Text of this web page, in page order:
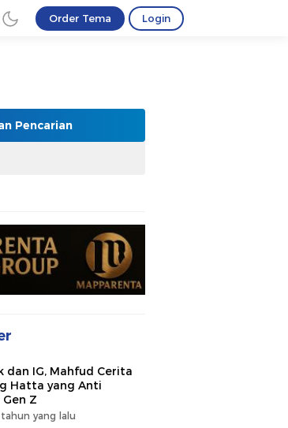
Order Tema Login
Pencarian
dan IG, Mahfud Cerita
Hatta yang Anti
Z
yang lalu